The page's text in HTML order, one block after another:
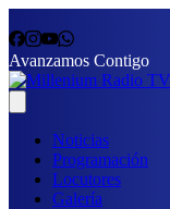
Avanzamos Contigo
Noticias
Programación
Locutores
Galería